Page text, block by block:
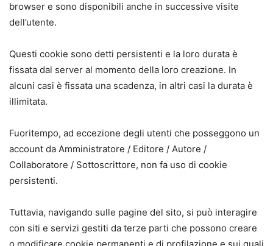
browser e sono disponibili anche in successive visite
dell’utente.
Questi cookie sono detti persistenti e la loro durata è
fissata dal server al momento della loro creazione. In
alcuni casi è fissata una scadenza, in altri casi la durata è
illimitata.
Fuoritempo, ad eccezione degli utenti che posseggono un
account da Amministratore / Editore / Autore /
Collaboratore / Sottoscrittore, non fa uso di cookie
persistenti.
Tuttavia, navigando sulle pagine del sito, si può interagire
con siti e servizi gestiti da terze parti che possono creare